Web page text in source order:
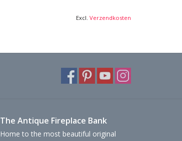
Excl. Verzendkosten
The Antique Fireplace Bank
Home to the most beautiful original